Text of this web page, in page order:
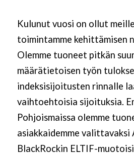
Kulunut vuosi on ollut
toimintamme kehittämisen
Olemme tuoneet pitkän
määrätietoisen työn
indeksisijoitusten rinnalle
vaihtoehtoisia sijoituksia.
Pohjoismaissa olemme
asiakkaidemme valittavaksi
BlackRockin ELTIF-